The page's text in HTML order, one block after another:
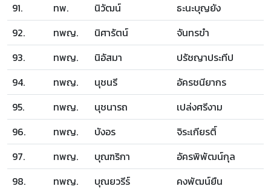
91.
ทพ. นิวัฒน์
ธะนะบุญยัง
92.
ทพญ. นิศารัตน์
จันทรขำ
93.
ทพญ. นิอัสมา
ปรัชญาประทีป
94.
ทพญ. นุชนรี
อัครชนียากร
95.
ทพญ. นุชนารถ
เปล่งศรีงาม
96.
ทพญ. บังอร
จิระเกียรติ์
97.
ทพญ. บุณฑริกา
อัครพิพัฒน์กุล
98.
ทพญ. บุณยวรีร์
คงพัฒน์ยืน